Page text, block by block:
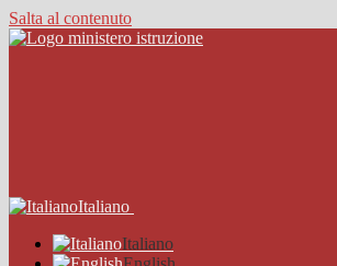
Salta al contenuto
Italiano
Italiano